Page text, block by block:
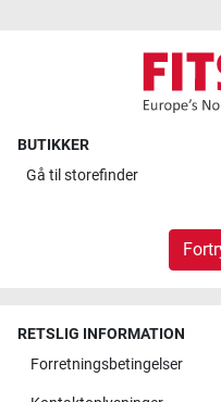
BUTIKKER
Gå til storefinder
RETSLIG INFORMATION
Forretningsbetingelser